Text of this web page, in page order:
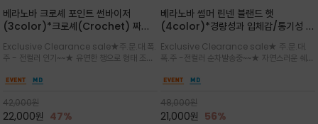
베라노바 크로셰 포인트 썬바이저
(3color)*크로셰(Crochet) 짜임
미닌한 무드를 연출/벨크로 타입이라 휴
대도 간편
Exclusive Clearance sale★주.문.대.폭.
주 - 전컬러 인기~~★ 유연한 챙으로 형태 조절
말아 휴대하기 좋고, 챙의 모양을 살짝 바꿀 수 있
용성을 모두 갖춘 아이템
42,000원
22,000원 47%
베라노바 썸머 린넨 블랜드 햇
(4color)*경량성과 입체감/통기성 좋
쾌적하게 착용/ 뒷트임 있어서 헤어스타
일링에도 편하게 쓰실수 있습니다
Exclusive Clearance sale★ 주.문.대.
폭.주 -전컬러 순차발송중~~★ 자연스러운 쉐입
련된 포인트/베이직한 컬러 구성으로 어떤 스타
용도 높은 아이템
48,000원
21,000원 56%